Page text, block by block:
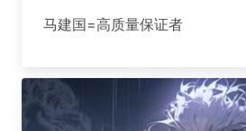
马建国=高质量保证者